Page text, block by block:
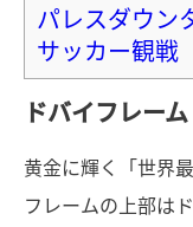
パレスダウン
サッカー観戦
ドバイフレーム
黄金に輝く「世界
フレームの上部は